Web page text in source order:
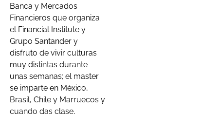
Banca y Mercados
Financieros que organiza
el Financial Institute y
Grupo Santander y
disfruto de vivir culturas
muy distintas durante
unas semanas; el master
se imparte en México,
Brasil, Chile y Marruecos y
cuando das clase,